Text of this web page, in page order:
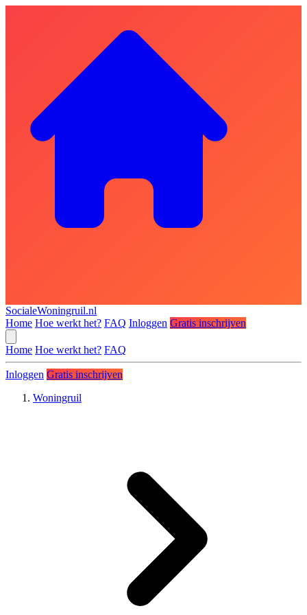
SocialeWoningruil.nl
Home Hoe werkt het? FAQ Inloggen Gratis inschrijven
Home Hoe werkt het? FAQ
Inloggen Gratis inschrijven
Woningruil